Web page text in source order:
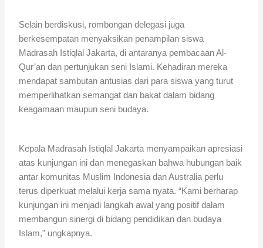
Selain berdiskusi, rombongan delegasi juga
berkesempatan menyaksikan penampilan siswa
Madrasah Istiqlal Jakarta, di antaranya pembacaan Al-
Qur’an dan pertunjukan seni Islami. Kehadiran mereka
mendapat sambutan antusias dari para siswa yang turut
memperlihatkan semangat dan bakat dalam bidang
keagamaan maupun seni budaya.
Kepala Madrasah Istiqlal Jakarta menyampaikan apresiasi
atas kunjungan ini dan menegaskan bahwa hubungan baik
antar komunitas Muslim Indonesia dan Australia perlu
terus diperkuat melalui kerja sama nyata. “Kami berharap
kunjungan ini menjadi langkah awal yang positif dalam
membangun sinergi di bidang pendidikan dan budaya
Islam,” ungkapnya.